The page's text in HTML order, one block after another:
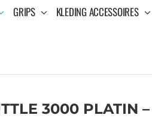
GRIPS KLEDING ACCESSOIRES
3000 PLATIN